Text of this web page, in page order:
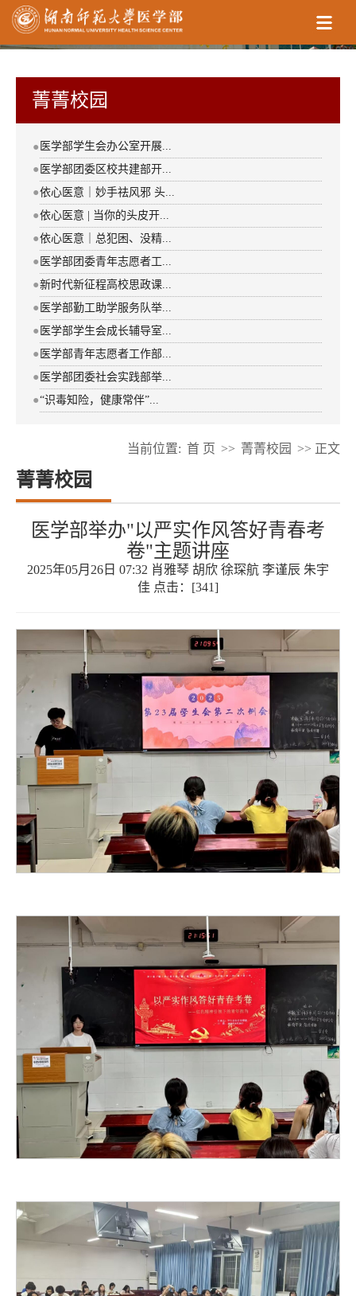
菁菁校园
● 医学部学生会办公室开展...
● 医学部团委区校共建部开...
●依心医意｜妙手祛风邪 头...
●依心医意 | 当你的头皮开...
●依心医意｜总犯困、没精...
● 医学部团委青年志愿者工...
●新时代新征程高校思政课...
● 医学部勤工助学服务队举...
● 医学部学生会成长辅导室...
● 医学部青年志愿者工作部...
● 医学部团委社会实践部举...
●“识毒知险，健康常伴”...
当前位置: 首 页 >> 菁菁校园 >> 正文
菁菁校园
医学部举办"以严实作风答好青春考
卷"主题讲座
2025年05月26日 07:32 肖雅琴 胡欣 徐琛航 李谨辰 朱宇
佳 点击：[341]